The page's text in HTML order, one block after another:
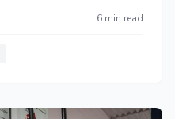
6 min read